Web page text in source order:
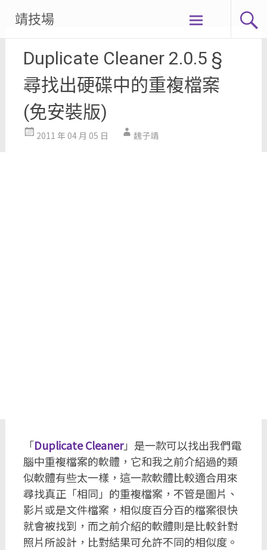
content
靖技場
Duplicate Cleaner 2.0.5 §
尋找出硬碟中的重複檔案
(免安裝版)
2011 年 04 月 05 日 魏子靖
「Duplicate Cleaner」是一款可以找出我們電
腦中重複檔案的軟體，它和我之前介紹過的類
似軟體有些太一樣，這一款軟體比較適合用來
尋找真正「相同」的重複檔案，不管是圖片、
影片或是文件檔案，相似度百分百的檔案很快
就會被找到，而之前介紹的軟體則是比較針對
照片所設計，比對結果可允許不同的相似度。